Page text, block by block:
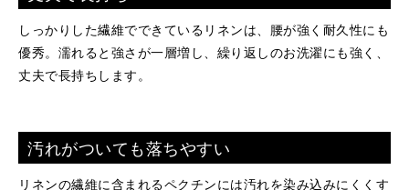
しっかりした繊維でできているリネンは、腰が強く耐久性にも
優秀。濡れると強さが一層増し、繰り返しのお洗濯にも強く、
丈夫で長持ちします。
汚れがついても落ちやすい
リネンの繊維に含まれるペクチンには汚れを染み込みにくくす